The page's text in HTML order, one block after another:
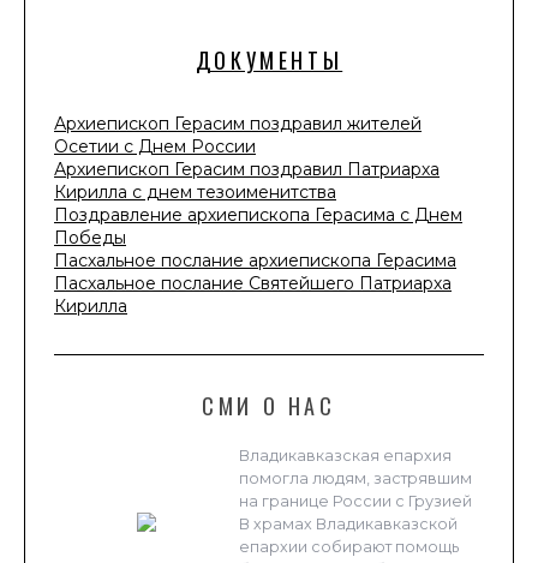
ДОКУМЕНТЫ
Архиепископ Герасим поздравил жителей
Осетии с Днем России
Архиепископ Герасим поздравил Патриарха
Кирилла с днем тезоименитства
Поздравление архиепископа Герасима с Днем
Победы
Пасхальное послание архиепископа Герасима
Пасхальное послание Святейшего Патриарха
Кирилла
СМИ О НАС
Владикавказская епархия
помогла людям, застрявшим
на границе России с Грузией
В храмах Владикавказской
епархии собирают помощь